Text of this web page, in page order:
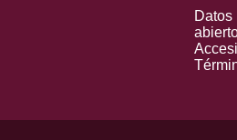
Datos